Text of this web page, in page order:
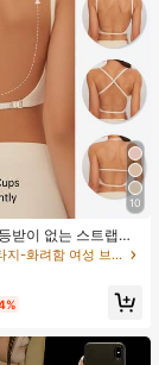
10
받이 없는 스트랩리
기성 얇은 컵, 조절
스트랩, 가벼운 지지
) - 결혼식, 정장 드레
의류, 신부 란제리에
판타지-화려함 여성 브라 & 브랄렛